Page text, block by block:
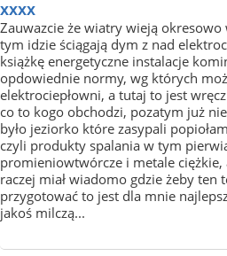
xxxx
Zauwazcie że wiatry wieją
tym idzie ściągają dym z nad
książkę energetyczne instalacje
opdowiednie normy, wg których
elektrociepłowni, a tutaj to jest
co to kogo obchodzi, pozatym już
było jeziorko które zasypali
czyli produkty spalania w tym
promieniowtwórcze i metale
raczej miał wiadomo gdzie żeby ten
przygotować to jest dla mnie
jakoś milczą...